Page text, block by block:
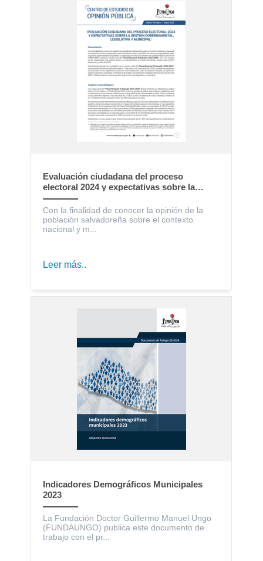
Evaluación ciudadana del proceso
electoral 2024 y expectativas sobre la
gestión gubernamental, legislativa y
municipal
Con la finalidad de conocer la opinión de la
población salvadoreña sobre el contexto
nacional y m...
Leer más..
Indicadores Demográficos Municipales
2023
La Fundación Doctor Guillermo Manuel Ungo
(FUNDAUNGO) publica este documento de
trabajo con el pr...